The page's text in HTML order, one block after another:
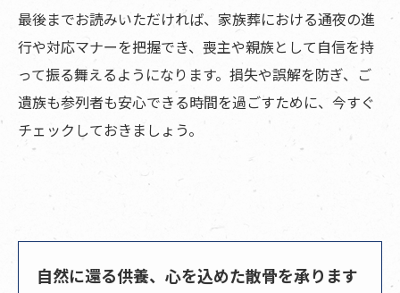
最後までお読みいただければ、家族葬における通夜の進
行や対応マナーを把握でき、喪主や親族として自信を持
って振る舞えるようになります。損失や誤解を防ぎ、ご
遺族も参列者も安心できる時間を過ごすために、今すぐ
チェックしておきましょう。
自然に還る供養、心を込めた散骨を承ります